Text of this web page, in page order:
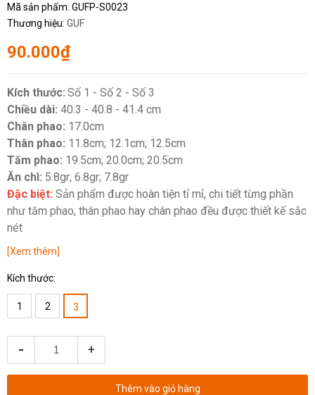
Mã sản phẩm: GUFP-S0023
Thương hiệu: GUF
90.000₫
Kích thước: Số 1 - Số 2 - Số 3
Chiều dài: 40.3 - 40.8 - 41.4 cm
Chân phao: 17.0cm
Thân phao: 11.8cm; 12.1cm; 12.5cm
Tăm phao: 19.5cm; 20.0cm; 20.5cm
Ăn chì: 5.8gr; 6.8gr; 7.8gr
Đặc biệt: Sản phẩm được hoàn tiện tỉ mỉ, chi tiết từng phần
như tăm phao, thân phao hay chân phao đều được thiết kế sắc
nét
[Xem thêm]
Kích thước:
1 2 3
- +
Thêm vào giỏ hàng